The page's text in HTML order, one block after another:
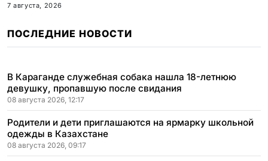
7 августа, 2026
ПОСЛЕДНИЕ НОВОСТИ
В Караганде служебная собака нашла 18-летнюю
девушку, пропавшую после свидания
08 августа 2026, 12:17
Родители и дети приглашаются на ярмарку школьной
одежды в Казахстане
08 августа 2026, 09:17